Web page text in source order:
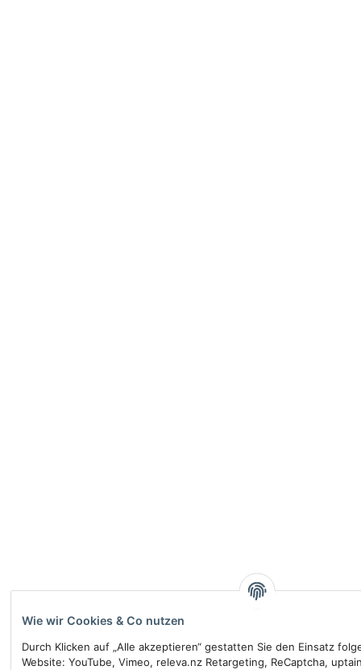
Wie wir Cookies & Co nutzen
Durch Klicken auf „Alle akzeptieren“ gestatten Sie den Einsatz
Website: YouTube, Vimeo, releva.nz Retargeting, ReCaptcha,